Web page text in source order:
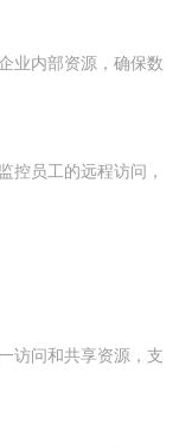
业内部资源，确保数
控员工的远程访问，
访问和共享资源，支